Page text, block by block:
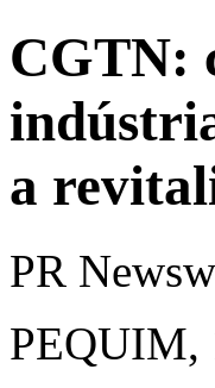
CGTN:
a
PR
PEQUIM,